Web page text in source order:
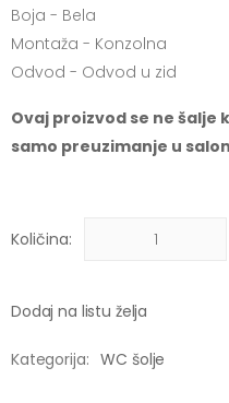
Boja - Bela
Montaža - Konzolna
Odvod - Odvod u zid
Ovaj proizvod se ne šalje
samo preuzimanje u
Količina:
Dodaj na listu želja
Kategorija: WC šolje